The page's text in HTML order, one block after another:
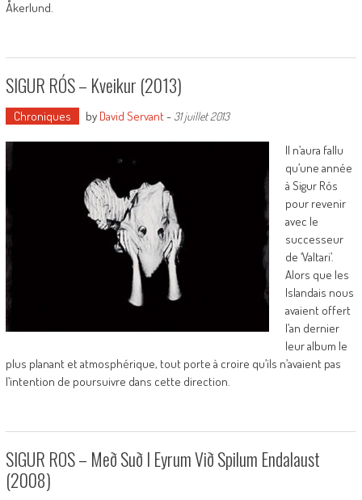
Åkerlund.
SIGUR RÓS – Kveikur (2013)
Chroniques by David Servant- 31 juillet 2013
Il n’aura fallu
qu’une année
à Sigur Rós
pour revenir
avec le
successeur
de ‘Valtari’.
Alors que les
Islandais nous
avaient offert
l’an dernier
leur album le
plus planant et atmosphérique, tout porte à croire qu’ils n’avaient pas
l’intention de poursuivre dans cette direction.
SIGUR ROS – Með Suð I Eyrum Við Spilum Endalaust
(2008)